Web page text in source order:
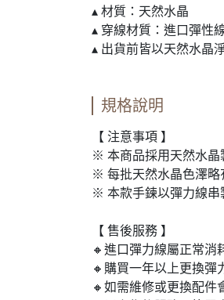
▴ 材質：天然水晶
▴ 穿線材質：進口彈性
▴ 出貨前皆以天然水晶
規格說明
【 注意事項 】
※ 本商品採用天然水晶
※ 每批天然水晶色澤略
※ 本款手鍊以彈力線串
【 售後服務 】
🔸進口彈力線屬正常消
🔸購買一年以上更換彈
🔸如需維修或更換配件